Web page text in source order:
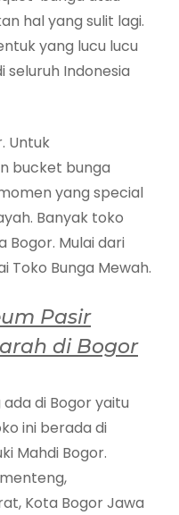
hal yang sulit lagi.
yang lucu lucu
seluruh Indonesia
Untuk
bucket bunga
yang special
Banyak toko
Bogor. Mulai dari
Toko Bunga Mewah.
Pasir
di Bogor
di Bogor yaitu
ini berada di
Mahdi Bogor.
Kota Bogor Jawa